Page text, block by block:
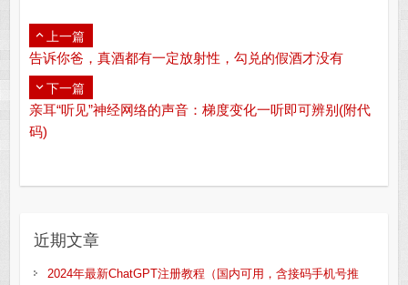
上一篇
告诉你爸，真酒都有一定放射性，勾兑的假酒才没有
下一篇
亲耳“听见”神经网络的声音：梯度变化一听即可辨别(附代
码)
近期文章
2024年最新ChatGPT注册教程（国内可用，含接码手机号推